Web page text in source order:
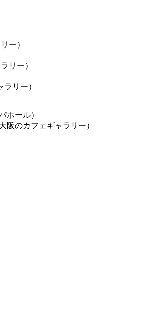
ー）
リー）
リー）
ホール）
のカフェギャラリー）